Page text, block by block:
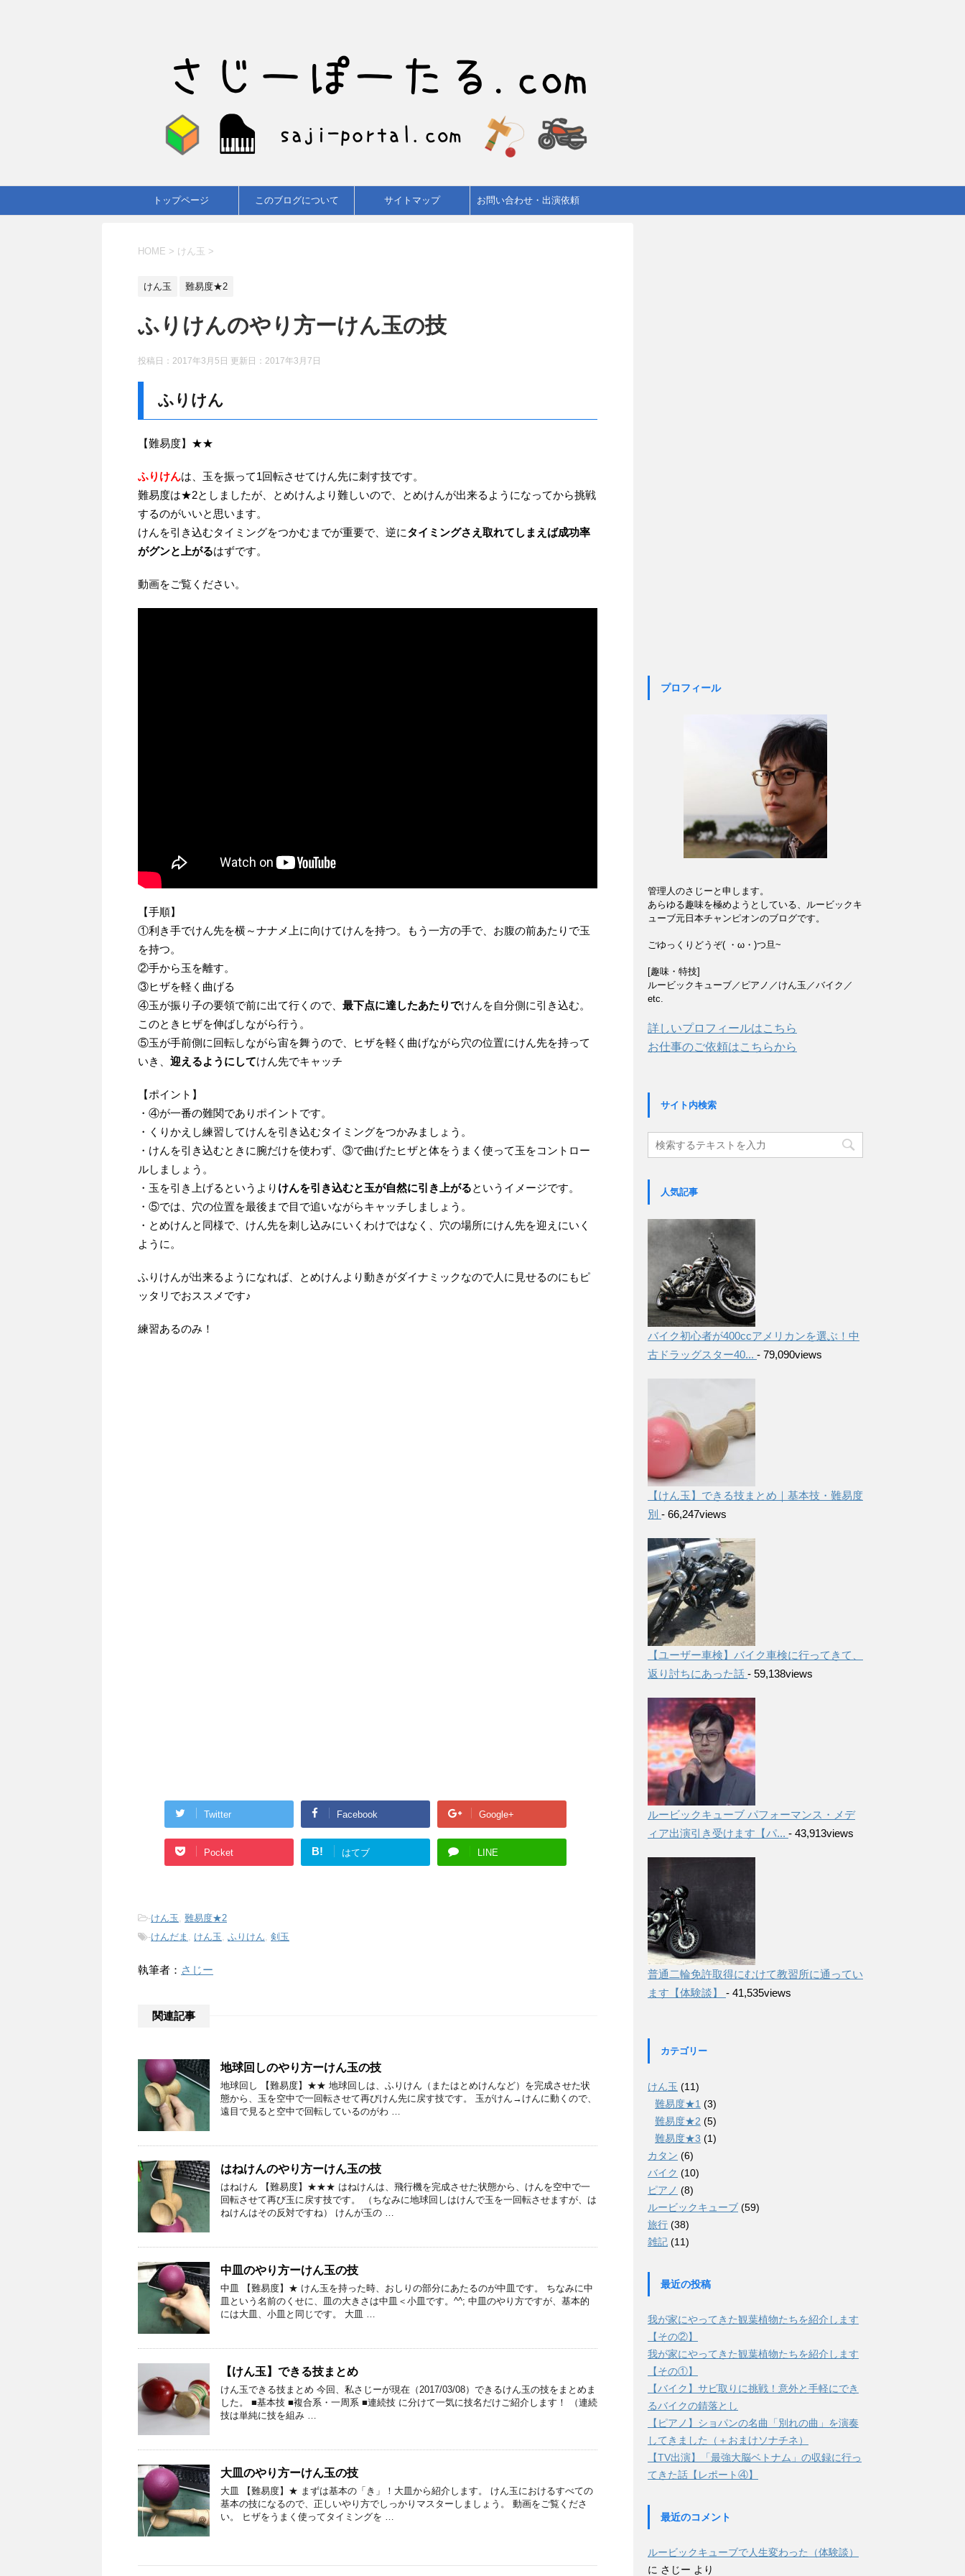
トップページ このブログについて サイトマップ お問い合わせ・出演依頼
HOME > けん玉 >
けん玉 難易度★2
ふりけんのやり方ーけん玉の技
投稿日：2017年3月5日 更新日： 2017年3月7日
ふりけん
【難易度】★★
ふりけんは、玉を振って1回転させてけん先に刺す技です。
難易度は★2としましたが、とめけんより難しいので、とめけんが出来るようになってから挑戦
するのがいいと思います。
けんを引き込むタイミングをつかむまでが重要で、逆にタイミングさえ取れてしまえば成功率
がグンと上がるはずです。
動画をご覧ください。
【手順】
①利き手でけん先を横～ナナメ上に向けてけんを持つ。もう一方の手で、お腹の前あたりで玉
を持つ。
②手から玉を離す。
③ヒザを軽く曲げる
④玉が振り子の要領で前に出て行くので、 最下点に達したあたりでけんを自分側に引き込む。
このときヒザを伸ばしながら行う。
⑤玉が手前側に回転しながら宙を舞うので、ヒザを軽く曲げながら穴の位置にけん先を持って
いき、 迎えるようにしてけん先でキャッチ
【ポイント】
・④が一番の難関でありポイントです。
・くりかえし練習してけんを引き込むタイミングをつかみましょう。
・けんを引き込むときに腕だけを使わず、③で曲げたヒザと体をうまく使って玉をコントロー
ルしましょう。
・玉を引き上げるというより けんを引き込むと玉が自然に引き上がるというイメージです。
・⑤では、穴の位置を最後まで目で追いながらキャッチしましょう。
・とめけんと同様で、けん先を刺し込みにいくわけではなく、穴の場所にけん先を迎えにいく
ように。
ふりけんが出来るようになれば、とめけんより動きがダイナミックなので人に見せるのにもピ
ッタリでおススメです♪
練習あるのみ！
Twitter Facebook Google+
Pocket B! はてブ LINE
-けん玉, 難易度★2
-けんだま , けん玉, ふりけん, 剣玉
執筆者： さじー
関連記事
地球回しのやり方ーけん玉の技
地球回し 【難易度】★★ 地球回しは、ふりけん（またはとめけんなど）を完成させた状
態から、玉を空中で一回転させて再びけん先に戻す技です。 玉がけん→けんに動くので、
遠目で見ると空中で回転しているのがわ …
はねけんのやり方ーけん玉の技
はねけん 【難易度】★★★ はねけんは、飛行機を完成させた状態から、けんを空中で一
回転させて再び玉に戻す技です。 （ちなみに地球回しはけんで玉を一回転させますが、は
ねけんはその反対ですね） けんが玉の …
中皿のやり方ーけん玉の技
中皿 【難易度】★ けん玉を持った時、おしりの部分にあたるのが中皿です。 ちなみに中
皿という名前のくせに、皿の大きさは中皿＜小皿です。^^; 中皿のやり方ですが、基本的
には大皿、小皿と同じです。 大皿 …
【けん玉】できる技まとめ
けん玉できる技まとめ 今回、私さじーが現在（2017/03/08）できるけん玉の技をまとめま
した。 ■基本技 ■複合系・一周系 ■連続技 に分けて一気に技名だけご紹介します！ （連続
技は単純に技を組み …
大皿のやり方ーけん玉の技
大皿 【難易度】★ まずは基本の「き」！大皿から紹介します。 けん玉におけるすべての
基本の技になるので、正しいやり方でしっかりマスターしましょう。 動画をご覧くださ
い。 ヒザをうまく使ってタイミングを …
プロフィール
管理人のさじーと申します。
あらゆる趣味を極めようとしている、ルービックキ
ューブ元日本チャンピオンのブログです。
ごゆっくりどうぞ( ・ω・)つ旦~
[趣味・特技]
ルービックキューブ／ピアノ／けん玉／バイク／
etc.
詳しいプロフィールはこちら
お仕事のご依頼はこちらから
サイト内検索
人気記事
バイク初心者が400ccアメリカンを選ぶ！中
古ドラッグスター40... - 79,090views
【けん玉】できる技まとめ｜基本技・難易度
別 - 66,247views
【ユーザー車検】バイク車検に行ってきて、
返り討ちにあった話 - 59,138views
ルービックキューブ パフォーマンス・メデ
ィア出演引き受けます【パ... - 43,913views
普通二輪免許取得にむけて教習所に通ってい
ます【体験談】 - 41,535views
カテゴリー
けん玉 (11)
難易度★1 (3)
難易度★2 (5)
難易度★3 (1)
カタン (6)
バイク (10)
ピアノ (8)
ルービックキューブ (59)
旅行 (38)
雑記 (11)
最近の投稿
我が家にやってきた観葉植物たちを紹介します
【その②】
我が家にやってきた観葉植物たちを紹介します
【その①】
【バイク】サビ取りに挑戦！意外と手軽にでき
るバイクの錆落とし
【ピアノ】ショパンの名曲「別れの曲」を演奏
してきました（＋おまけソナチネ）
【TV出演】「最強大脳ベトナム」の収録に行っ
てきた話【レポート④】
最近のコメント
ルービックキューブで人生変わった（体験談）
に さじー より